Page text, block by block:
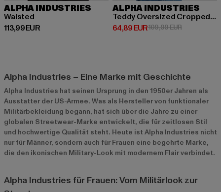
ALPHA INDUSTRIES
Waisted
113,99 EUR
Derzeitiger Preis: 113,99 EUR
ALPHA INDUSTRIES
Teddy Oversized Cropped Half Zip
64,89 EUR
Derzeitiger Preis: 64,89 EUR
109,99 EUR
Alpha Industries – Eine Marke mit Geschichte
Alpha Industries hat seinen Ursprung in den 1950er Jahren als
Ausstatter der US-Armee. Was als Hersteller von funktionaler
Militärbekleidung begann, hat sich über die Jahre zu einer
globalen Streetwear-Marke entwickelt, die für zeitlosen Stil
und hochwertige Qualität steht. Heute ist Alpha Industries nicht
nur für Männer, sondern auch für Frauen eine begehrte Marke,
die den ikonischen Military-Look mit modernem Flair verbindet.
Alpha Industries für Frauen: Vom Militärlook zur